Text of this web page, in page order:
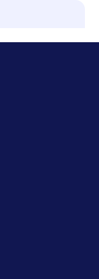
fenêtre)
fenêtre)
fenêtre)